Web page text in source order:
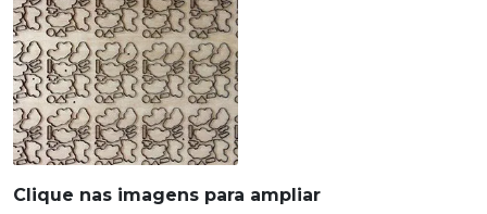
Clique nas imagens para ampliar